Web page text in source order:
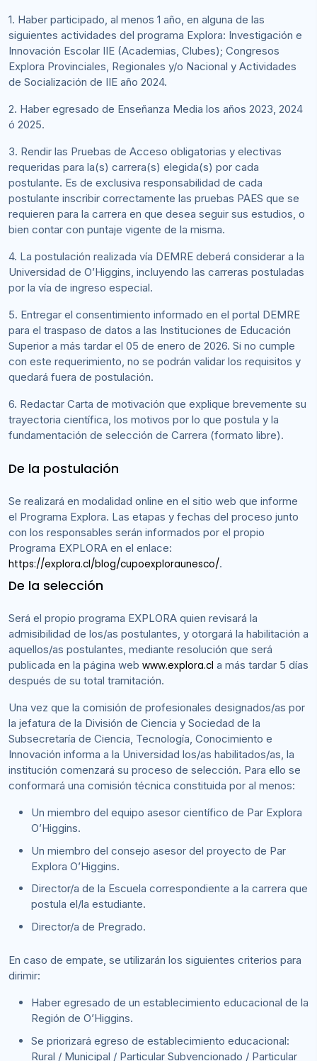
1. Haber participado, al menos 1 año, en alguna de las
siguientes actividades del programa Explora: Investigación e
Innovación Escolar IIE (Academias, Clubes); Congresos
Explora Provinciales, Regionales y/o Nacional y Actividades
de Socialización de IIE año 2024.
2. Haber egresado de Enseñanza Media los años 2023, 2024
ó 2025.
3. Rendir las Pruebas de Acceso obligatorias y electivas
requeridas para la(s) carrera(s) elegida(s) por cada
postulante. Es de exclusiva responsabilidad de cada
postulante inscribir correctamente las pruebas PAES que se
requieren para la carrera en que desea seguir sus estudios, o
bien contar con puntaje vigente de la misma.
4. La postulación realizada vía DEMRE deberá considerar a la
Universidad de O’Higgins, incluyendo las carreras postuladas
por la vía de ingreso especial.
5. Entregar el consentimiento informado en el portal DEMRE
para el traspaso de datos a las Instituciones de Educación
Superior a más tardar el 05 de enero de 2026. Si no cumple
con este requerimiento, no se podrán validar los requisitos y
quedará fuera de postulación.
6. Redactar Carta de motivación que explique brevemente su
trayectoria científica, los motivos por lo que postula y la
fundamentación de selección de Carrera (formato libre).
De la postulación
Se realizará en modalidad online en el sitio web que informe
el Programa Explora. Las etapas y fechas del proceso junto
con los responsables serán informados por el propio
Programa EXPLORA en el enlace:
https://explora.cl/blog/cupoexploraunesco/.
De la selección
Será el propio programa EXPLORA quien revisará la
admisibilidad de los/as postulantes, y otorgará la habilitación a
aquellos/as postulantes, mediante resolución que será
publicada en la página web www.explora.cl a más tardar 5 días
después de su total tramitación.
Una vez que la comisión de profesionales designados/as por
la jefatura de la División de Ciencia y Sociedad de la
Subsecretaría de Ciencia, Tecnología, Conocimiento e
Innovación informa a la Universidad los/as habilitados/as, la
institución comenzará su proceso de selección. Para ello se
conformará una comisión técnica constituida por al menos:
Un miembro del equipo asesor científico de Par Explora
O’Higgins.
Un miembro del consejo asesor del proyecto de Par
Explora O’Higgins.
Director/a de la Escuela correspondiente a la carrera que
postula el/la estudiante.
Director/a de Pregrado.
En caso de empate, se utilizarán los siguientes criterios para
dirimir:
Haber egresado de un establecimiento educacional de la
Región de O’Higgins.
Se priorizará egreso de establecimiento educacional:
Rural / Municipal / Particular Subvencionado / Particular